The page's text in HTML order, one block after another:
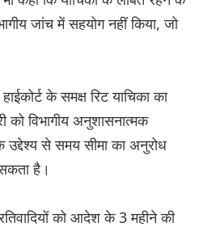
जांच में सहयोग नहीं किया, जो
के समक्ष रिट याचिका का
को विभागीय अनुशासनात्मक
उद्देश्य से समय सीमा का अनुरोध
है।
को आदेश के 3 महीने की